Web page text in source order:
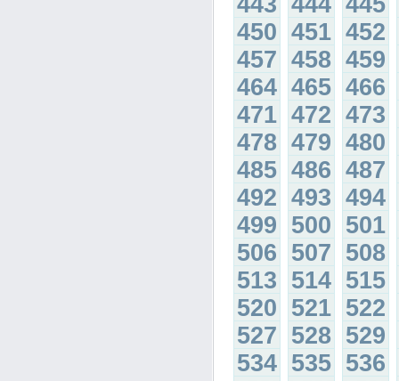
450 451 452
457 458 459
464 465 466
471 472 473
478 479 480
485 486 487
492 493 494
499 500 501
506 507 508
513 514 515
520 521 522
527 528 529
534 535 536